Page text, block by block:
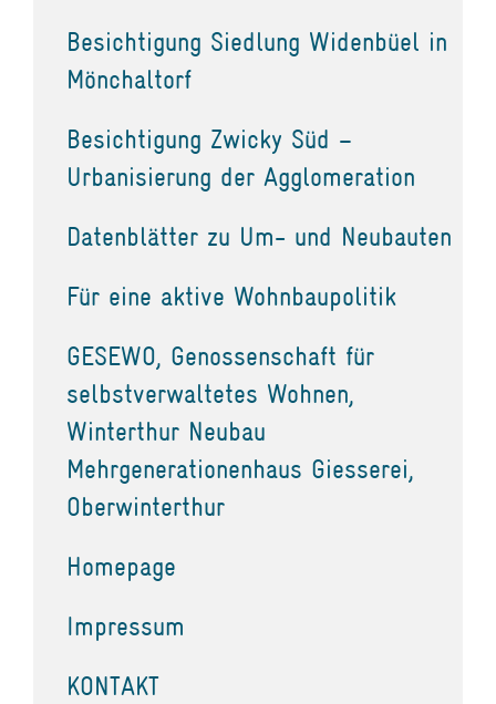
Besichtigung Siedlung Widenbüel in
Mönchaltorf
Besichtigung Zwicky Süd –
Urbanisierung der Agglomeration
Datenblätter zu Um- und Neubauten
Für eine aktive Wohnbaupolitik
GESEWO, Genossenschaft für
selbstverwaltetes Wohnen,
Winterthur Neubau
Mehrgenerationenhaus Giesserei,
Oberwinterthur
Homepage
Impressum
KONTAKT